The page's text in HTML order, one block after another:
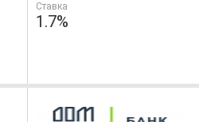
Ставка
1.7%